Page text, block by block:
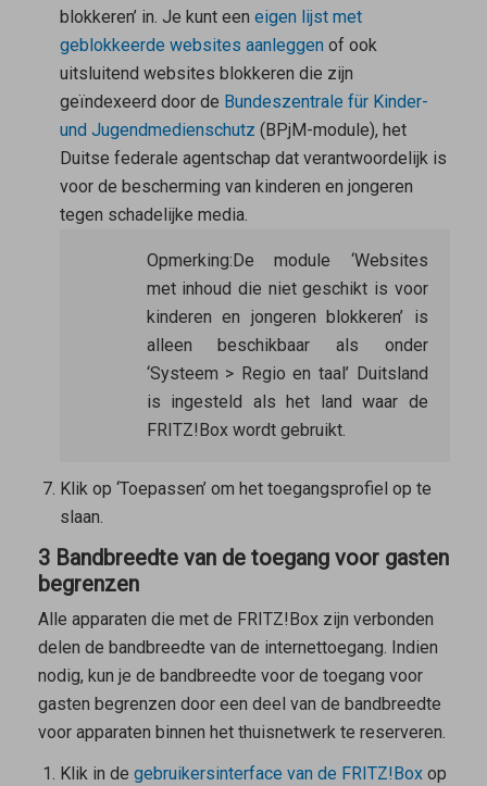
blokkeren’ in. Je kunt een eigen lijst met
geblokkeerde websites aanleggen of ook
uitsluitend websites blokkeren die zijn
geïndexeerd door de Bundeszentrale für Kinder-
und Jugendmedienschutz (BPjM-module), het
Duitse federale agentschap dat verantwoordelijk is
voor de bescherming van kinderen en jongeren
tegen schadelijke media.
Opmerking:De module ‘Websites
met inhoud die niet geschikt is voor
kinderen en jongeren blokkeren’ is
alleen beschikbaar als onder
‘Systeem > Regio en taal’ Duitsland
is ingesteld als het land waar de
FRITZ!Box wordt gebruikt.
Klik op ‘Toepassen’ om het toegangsprofiel op te
slaan.
3 Bandbreedte van de toegang voor gasten
begrenzen
Alle apparaten die met de FRITZ!Box zijn verbonden
delen de bandbreedte van de internettoegang. Indien
nodig, kun je de bandbreedte voor de toegang voor
gasten begrenzen door een deel van de bandbreedte
voor apparaten binnen het thuisnetwerk te reserveren.
Klik in de gebruikersinterface van de FRITZ!Boxop